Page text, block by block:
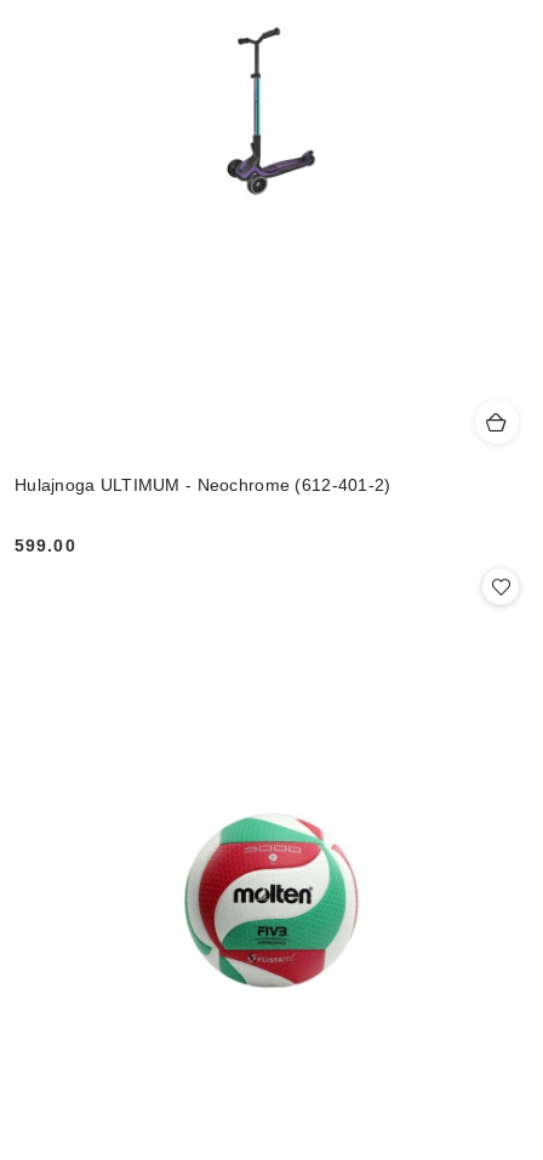
Hulajnoga ULTIMUM - Neochrome (612-401-2)
Cena:
599.00